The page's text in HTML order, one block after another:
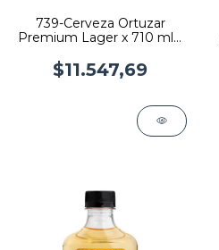
739-Cerveza Ortuzar
Premium Lager x 710 ml x
$11.547,69